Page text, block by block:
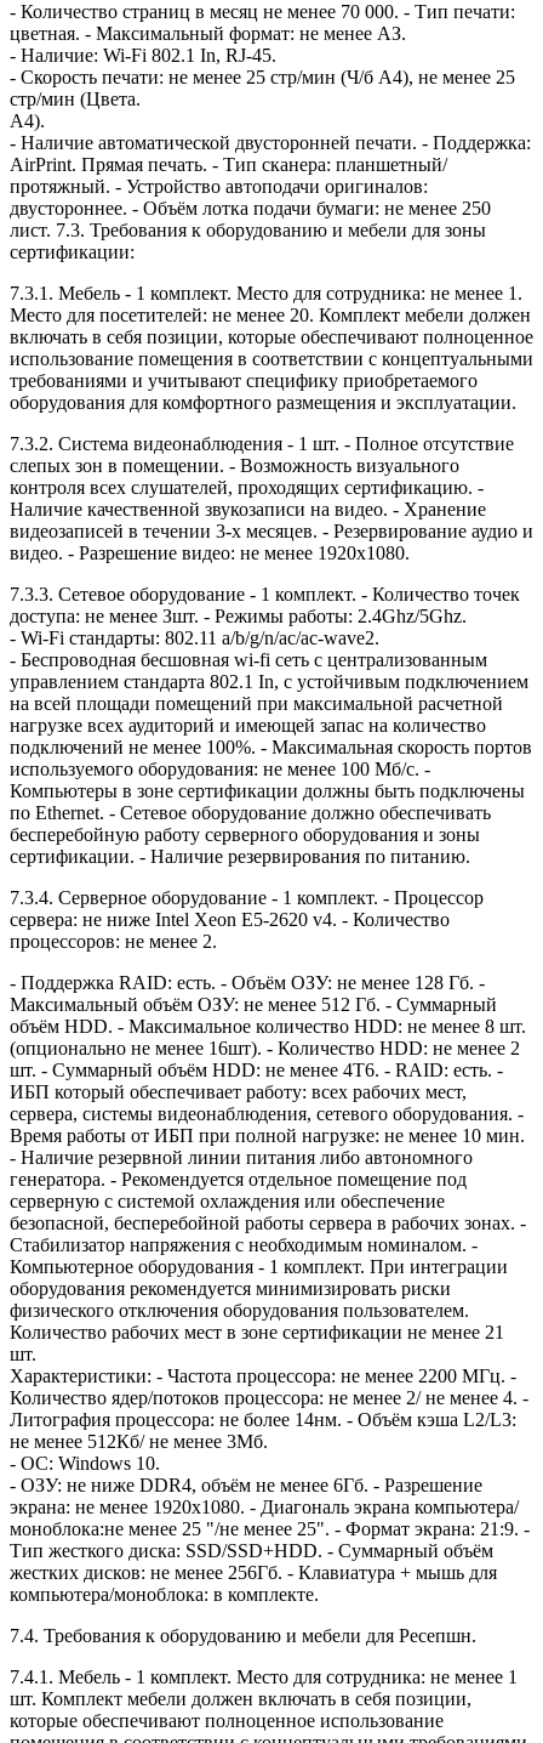
- Количество страниц в месяц не менее 70 000. - Тип печати:
цветная. - Максимальный формат: не менее АЗ.
- Наличие: Wi-Fi 802.1 In, RJ-45.
- Скорость печати: не менее 25 стр/мин (Ч/б А4), не менее 25
стр/мин (Цвета.
А4).
- Наличие автоматической двусторонней печати. - Поддержка:
AirPrint. Прямая печать. - Тип сканера: планшетный/
протяжный. - Устройство автоподачи оригиналов:
двустороннее. - Объём лотка подачи бумаги: не менее 250
лист. 7.3. Требования к оборудованию и мебели для зоны
сертификации:
7.3.1. Мебель - 1 комплект. Место для сотрудника: не менее 1.
Место для посетителей: не менее 20. Комплект мебели должен
включать в себя позиции, которые обеспечивают полноценное
использование помещения в соответствии с концептуальными
требованиями и учитывают специфику приобретаемого
оборудования для комфортного размещения и эксплуатации.
7.3.2. Система видеонаблюдения - 1 шт. - Полное отсутствие
слепых зон в помещении. - Возможность визуального
контроля всех слушателей, проходящих сертификацию. -
Наличие качественной звукозаписи на видео. - Хранение
видеозаписей в течении 3-х месяцев. - Резервирование аудио и
видео. - Разрешение видео: не менее 1920x1080.
7.3.3. Сетевое оборудование - 1 комплект. - Количество точек
доступа: не менее Зшт. - Режимы работы: 2.4Ghz/5Ghz.
- Wi-Fi стандарты: 802.11 a/b/g/n/ac/ac-wave2.
- Беспроводная бесшовная wi-fi сеть с централизованным
управлением стандарта 802.1 In, с устойчивым подключением
на всей площади помещений при максимальной расчетной
нагрузке всех аудиторий и имеющей запас на количество
подключений не менее 100%. - Максимальная скорость портов
используемого оборудования: не менее 100 Мб/с. -
Компьютеры в зоне сертификации должны быть подключены
по Ethernet. - Сетевое оборудование должно обеспечивать
бесперебойную работу серверного оборудования и зоны
сертификации. - Наличие резервирования по питанию.
7.3.4. Серверное оборудование - 1 комплект. - Процессор
сервера: не ниже Intel Xeon Е5-2620 v4. - Количество
процессоров: не менее 2.
- Поддержка RAID: есть. - Объём ОЗУ: не менее 128 Гб. -
Максимальный объём ОЗУ: не менее 512 Гб. - Суммарный
объём HDD. - Максимальное количество HDD: не менее 8 шт.
(опционально не менее 16шт). - Количество HDD: не менее 2
шт. - Суммарный объём HDD: не менее 4Т6. - RAID: есть. -
ИБП который обеспечивает работу: всех рабочих мест,
сервера, системы видеонаблюдения, сетевого оборудования. -
Время работы от ИБП при полной нагрузке: не менее 10 мин.
- Наличие резервной линии питания либо автономного
генератора. - Рекомендуется отдельное помещение под
серверную с системой охлаждения или обеспечение
безопасной, бесперебойной работы сервера в рабочих зонах. -
Стабилизатор напряжения с необходимым номиналом. -
Компьютерное оборудования - 1 комплект. При интеграции
оборудования рекомендуется минимизировать риски
физического отключения оборудования пользователем.
Количество рабочих мест в зоне сертификации не менее 21
шт.
Характеристики: - Частота процессора: не менее 2200 МГц. -
Количество ядер/потоков процессора: не менее 2/ не менее 4. -
Литография процессора: не более 14нм. - Объём кэша L2/L3:
не менее 512Кб/ не менее 3Мб.
- ОС: Windows 10.
- ОЗУ: не ниже DDR4, объём не менее 6Гб. - Разрешение
экрана: не менее 1920x1080. - Диагональ экрана компьютера/
моноблока:не менее 25 "/не менее 25". - Формат экрана: 21:9. -
Тип жесткого диска: SSD/SSD+HDD. - Суммарный объём
жестких дисков: не менее 256Гб. - Клавиатура + мышь для
компьютера/моноблока: в комплекте.
7.4. Требования к оборудованию и мебели для Ресепшн.
7.4.1. Мебель - 1 комплект. Место для сотрудника: не менее 1
шт. Комплект мебели должен включать в себя позиции,
которые обеспечивают полноценное использование